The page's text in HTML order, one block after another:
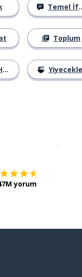
Temel İfadeler
Toplum
yorum